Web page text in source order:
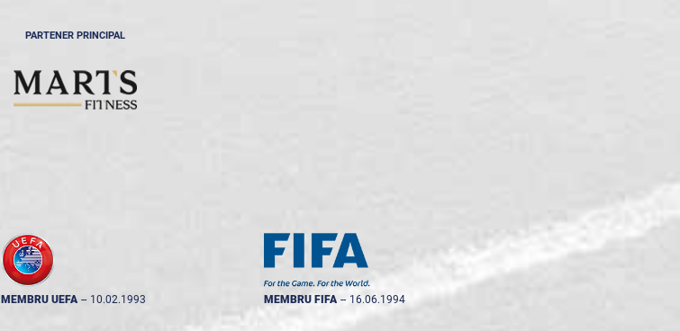
PARTENER PRINCIPAL
MEMBRU UEFA -- 10.02.1993 MEMBRU FIFA -- 16.06.1994